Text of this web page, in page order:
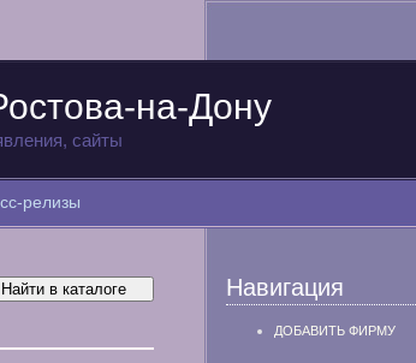
на-Дону
сайты
релизы
Навигация
ДОБАВИТЬ ФИРМУ